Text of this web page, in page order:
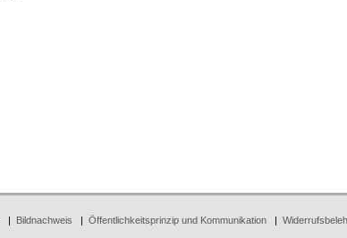
| Bildnachweis | Öffentlichkeitsprinzip und Kommunikation|